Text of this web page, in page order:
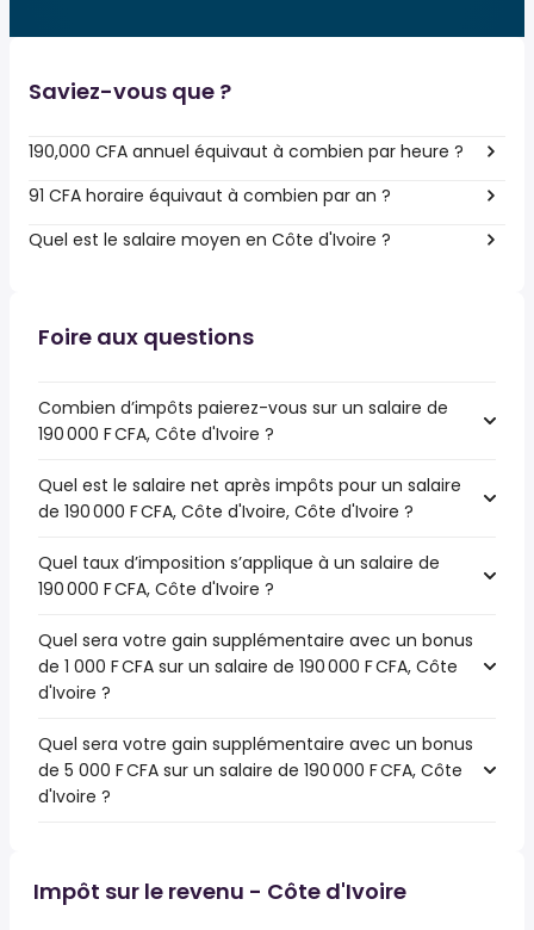
Saviez-vous que ?
190,000 CFA annuel équivaut à combien par heure ?
91 CFA horaire équivaut à combien par an ?
Quel est le salaire moyen en Côte d'Ivoire ?
Foire aux questions
Combien d’impôts paierez-vous sur un salaire de
190 000 F CFA, Côte d'Ivoire ?
Quel est le salaire net après impôts pour un salaire
de 190 000 F CFA, Côte d'Ivoire, Côte d'Ivoire ?
Quel taux d’imposition s’applique à un salaire de
190 000 F CFA, Côte d'Ivoire ?
Quel sera votre gain supplémentaire avec un bonus
de 1 000 F CFA sur un salaire de 190 000 F CFA, Côte
d'Ivoire ?
Quel sera votre gain supplémentaire avec un bonus
de 5 000 F CFA sur un salaire de 190 000 F CFA, Côte
d'Ivoire ?
Impôt sur le revenu - Côte d'Ivoire